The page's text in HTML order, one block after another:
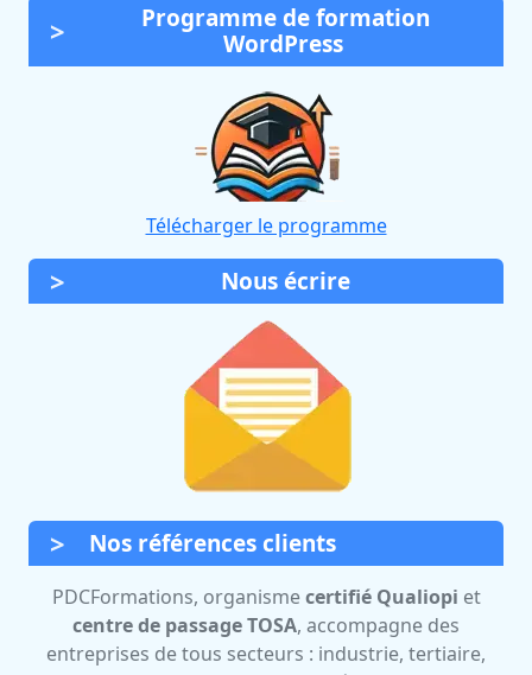
Programme de formation
WordPress
Télécharger le programme
Nous écrire
Nos références clients
PDCFormations, organismecertifié Qualiopi et
centre de passage TOSA, accompagne des
entreprises de tous secteurs : industrie, tertiaire,